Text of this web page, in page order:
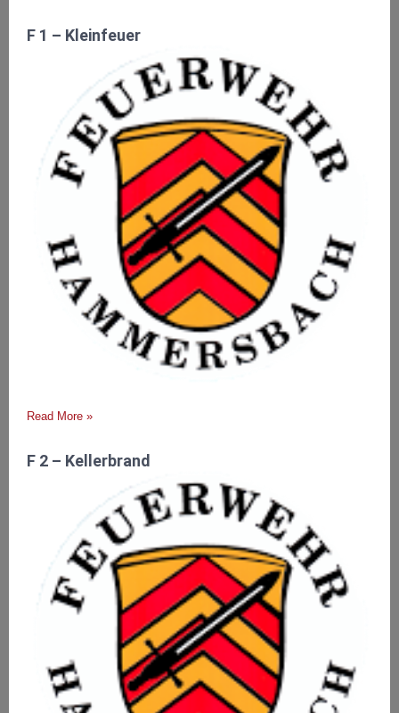
F 1 – Kleinfeuer
Read More »
F 2 – Kellerbrand